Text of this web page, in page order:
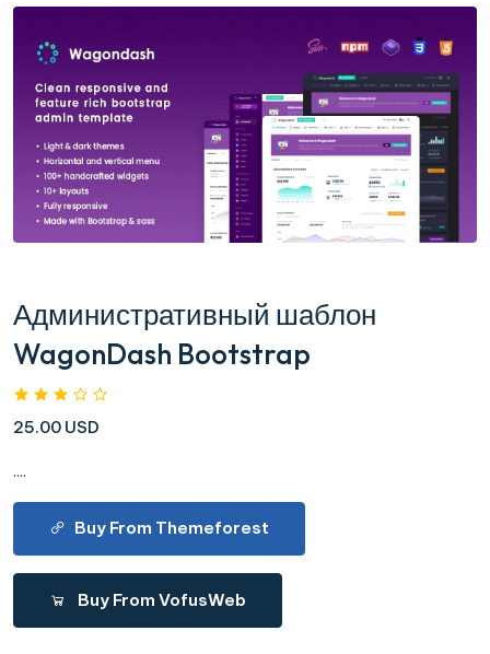
Административный шаблон
WagonDash Bootstrap
25.00 USD
....
Buy From Themeforest
Buy From VofusWeb